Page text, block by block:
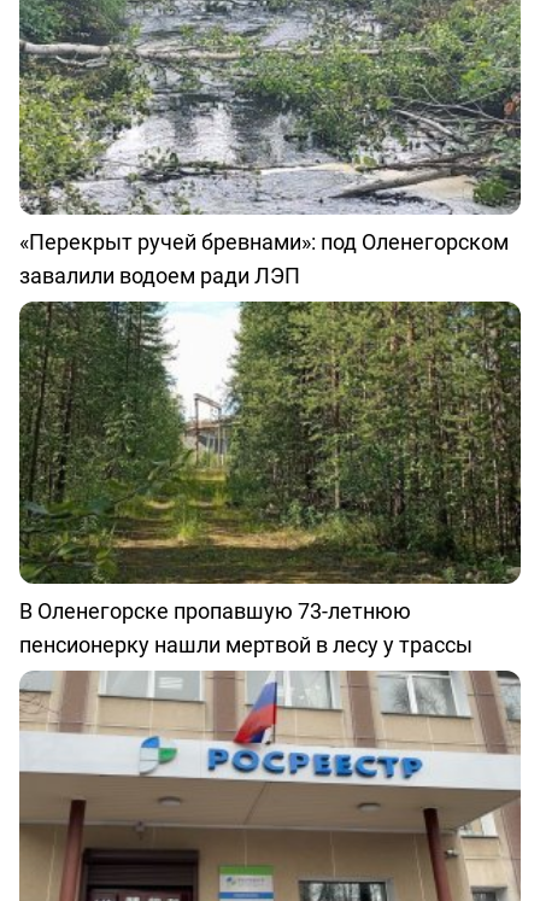
«Перекрыт ручей бревнами»: под Оленегорском
завалили водоем ради ЛЭП
В Оленегорске пропавшую 73-летнюю
пенсионерку нашли мертвой в лесу у трассы